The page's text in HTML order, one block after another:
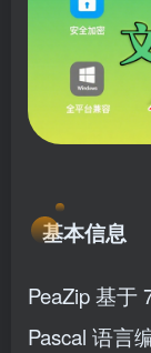
基本信息
PeaZip 基于
Pascal 语言